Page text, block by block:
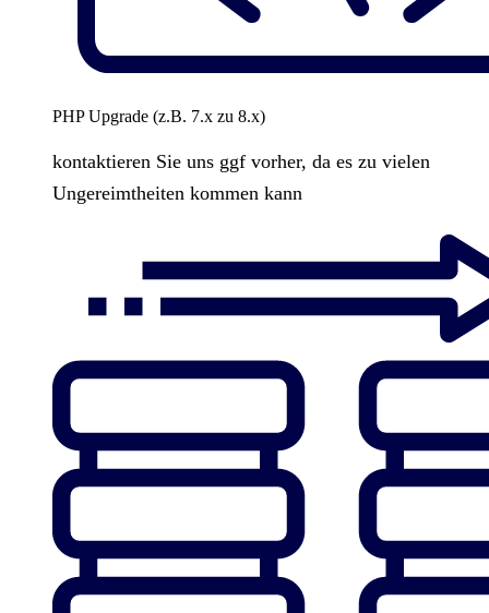
PHP Upgrade (z.B. 7.x zu 8.x)
kontaktieren Sie uns ggf vorher, da es zu vielen
Ungereimtheiten kommen kann